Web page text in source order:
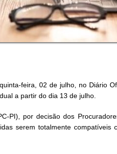
feira, 02 de julho, no Diário
a partir do dia 13 de julho.
PI), por decisão dos
serem totalmente